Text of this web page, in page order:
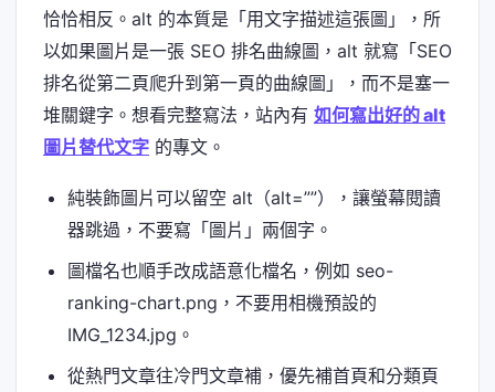
恰恰相反。alt 的本質是「用文字描述這張圖」，所
以如果圖片是一張 SEO 排名曲線圖，alt 就寫「SEO
排名從第二頁爬升到第一頁的曲線圖」，而不是塞一
堆關鍵字。想看完整寫法，站內有 如何寫出好的 alt
圖片替代文字 的專文。
純裝飾圖片可以留空 alt（alt=””），讓螢幕閱讀
器跳過，不要寫「圖片」兩個字。
圖檔名也順手改成語意化檔名，例如 seo-
ranking-chart.png，不要用相機預設的
IMG_1234.jpg。
從熱門文章往冷門文章補，優先補首頁和分類頁